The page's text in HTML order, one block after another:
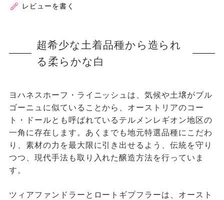
レビューを書く
超希少な土着品種から造られ
る柔らかな白
ヨハネスホーフ・ライニッシュは、気候や土壌がブル
ゴーニュに似ていることから、オーストリアのコー
ト・ドールとも呼ばれているテルメンレギオン地区の
一角に存在します。あくまでも地元特選品種にこだわ
り、素材の力を最大限に引き出せるよう、伝統を守り
つつ、現代手法も取り入れた醸造方法を行っていま
す。
ツィアファンドラーとロートギプフラーは、オースト